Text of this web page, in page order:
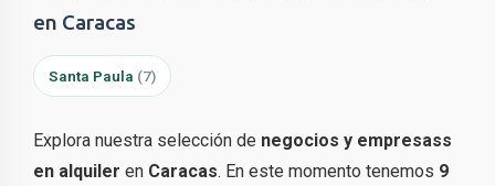
en Caracas
Santa Paula (7)
Explora nuestra selección de negocios y empresass
en alquiler en Caracas. En este momento tenemos 9